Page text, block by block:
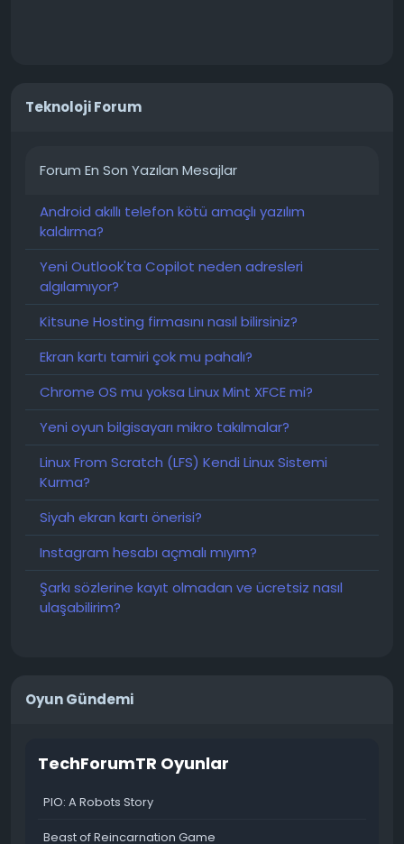
Teknoloji Forum
Forum En Son Yazılan Mesajlar
Android akıllı telefon kötü amaçlı yazılım
kaldırma?
Yeni Outlook'ta Copilot neden adresleri
algılamıyor?
Kitsune Hosting firmasını nasıl bilirsiniz?
Ekran kartı tamiri çok mu pahalı?
Chrome OS mu yoksa Linux Mint XFCE mi?
Yeni oyun bilgisayarı mikro takılmalar?
Linux From Scratch (LFS) Kendi Linux Sistemi
Kurma?
Siyah ekran kartı önerisi?
Instagram hesabı açmalı mıyım?
Şarkı sözlerine kayıt olmadan ve ücretsiz nasıl
ulaşabilirim?
Oyun Gündemi
TechForumTR Oyunlar
PIO: A Robots Story
Beast of Reincarnation Game